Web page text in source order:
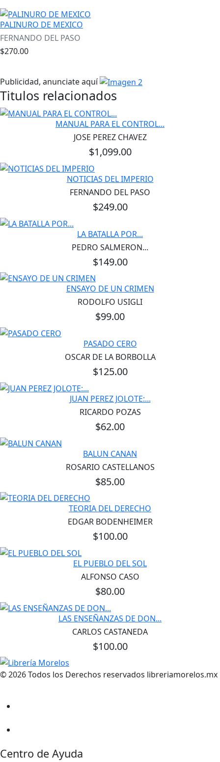
PALINURO DE MEXICO
FERNANDO DEL PASO
$270.00
Publicidad, anunciate aquí
Titulos relacionados
MANUAL PARA EL CONTROL...
JOSE PEREZ CHAVEZ
$1,099.00
NOTICIAS DEL IMPERIO
FERNANDO DEL PASO
$249.00
LA BATALLA POR...
PEDRO SALMERON...
$149.00
ENSAYO DE UN CRIMEN
RODOLFO USIGLI
$99.00
PASADO CERO
OSCAR DE LA BORBOLLA
$125.00
JUAN PEREZ JOLOTE:...
RICARDO POZAS
$62.00
BALUN CANAN
ROSARIO CASTELLANOS
$85.00
TEORIA DEL DERECHO
EDGAR BODENHEIMER
$100.00
EL PUEBLO DEL SOL
ALFONSO CASO
$80.00
LAS ENSEÑANZAS DE DON...
CARLOS CASTANEDA
$100.00
© 2026 Todos los Derechos reservados libreriamorelos.mx
Centro de Ayuda